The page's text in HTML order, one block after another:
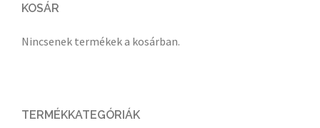
KOSÁR
Nincsenek termékek a kosárban.
TERMÉKKATEGÓRIÁK